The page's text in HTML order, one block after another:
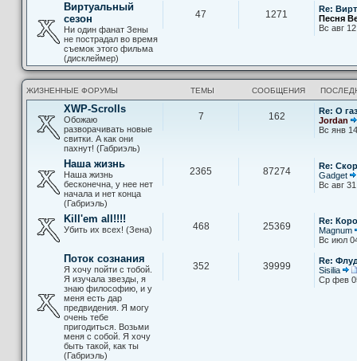
Виртуальный
сезон
Ни один фанат Зены
не пострадал во время
съемок этого фильма
(дисклеймер)
47 1271
Re:
Песня
Вс авг
ЖИЗНЕННЫЕ ФОРУМЫ ТЕМЫ СООБЩЕНИЯ
XWP-Scrolls
Обожаю
разворачивать новые
свитки. А как они
пахнут! (Габриэль)
7 162
Re: О
Jordan
Вс янв
Наша жизнь
Наша жизнь
бесконечна, у нее нет
начала и нет конца
(Габриэль)
2365 87274
Re:
Gadget
Вс авг
Kill'em all!!!!
Убить их всех! (Зена) 468 25369
Re:
Magnum
Вс июл
Поток сознания
Я хочу пойти с тобой.
Я изучала звезды, я
знаю философию, и у
меня есть дар
предвидения. Я могу
очень тебе
пригодиться. Возьми
меня с собой. Я хочу
быть такой, как ты
(Габриэль)
352 39999
Re:
Sisilia
Ср фев